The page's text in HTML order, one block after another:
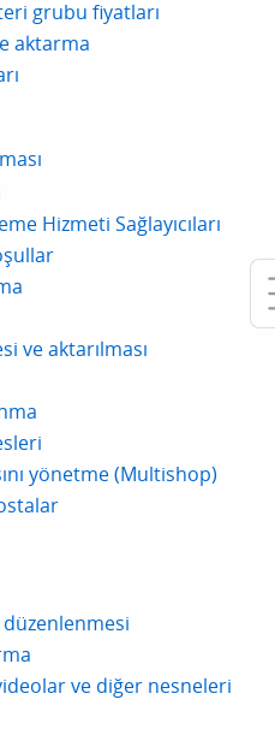
grubu fiyatları
aktarma
Hizmeti Sağlayıcıları
ve aktarılması
yönetme (Multishop)
düzenlenmesi
ve diğer nesneleri